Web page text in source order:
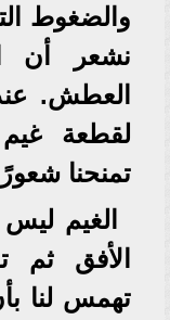
والضغوط
نشعر أن
العطش.
لقطعة
تمنحنا
الغيم
الأفق ثم
تهمس لنا